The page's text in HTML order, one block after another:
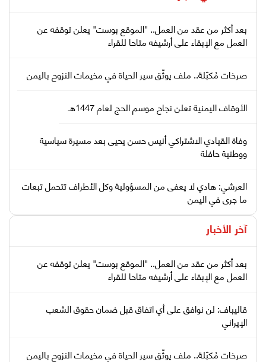
بعد أكثر من عقد من العمل.. "الموقع بوست" يعلن توقفه عن
العمل مع الإبقاء على أرشيفه متاحا للقراء
صرخات مُكبّلة.. ملف يوثّق سير الحياة في مخيمات النزوح باليمن
الأوقاف اليمنية تعلن نجاح موسم الحج لعام 1447هـ
وفاة القيادي الاشتراكي أنيس حسن يحيى بعد مسيرة سياسية
ووطنية حافلة
العرشي: هادي لا يعفى من المسؤولية وكل الأطراف تتحمل تبعات
ما جرى في اليمن
آخر الأخبار
بعد أكثر من عقد من العمل.. "الموقع بوست" يعلن توقفه عن
العمل مع الإبقاء على أرشيفه متاحا للقراء
قاليباف: لن نوافق على أي اتفاق قبل ضمان حقوق الشعب
الإيراني
صرخات مُكبّلة.. ملف يوثّق سير الحياة في مخيمات النزوح باليمن